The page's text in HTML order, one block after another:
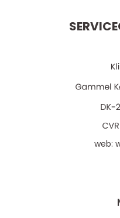
web: